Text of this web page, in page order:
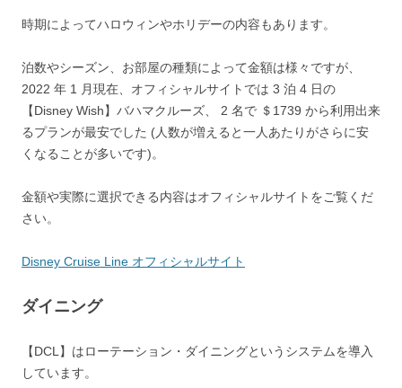
時期によってハロウィンやホリデーの内容もあります。
泊数やシーズン、お部屋の種類によって金額は様々ですが、
2022 年 1 月現在、オフィシャルサイトでは 3 泊 4 日の
【Disney Wish】バハマクルーズ、 2 名で ＄1739 から利用出来
るプランが最安でした (人数が増えると一人あたりがさらに安
くなることが多いです)。
金額や実際に選択できる内容はオフィシャルサイトをご覧くだ
さい。
Disney Cruise Line オフィシャルサイト
ダイニング
【DCL】はローテーション・ダイニングというシステムを導入
しています。